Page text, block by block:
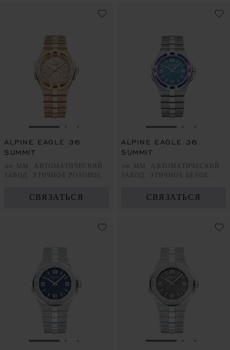
ПЕРЕЙТИ К СЛАЙДУ 1
ПЕРЕЙТИ К СЛАЙДУ 2
ПЕРЕЙТИ К СЛАЙДУ 3
ALPINE EAGLE 36
SUMMIT
36 ММ, АВТОМАТИЧЕСКИЙ
ЗАВОД, ЭТИЧНОЕ РОЗОВОЕ
БЕЛЫЕ САПФИРЫ
СВЯЗАТЬСЯ
ПЕРЕЙТИ К
ALPINE EAGLE 36
SUMMIT
36 ММ, АВТОМАТИЧЕСКИЙ
ЗАВОД, ЭТИЧНОЕ БЕЛОЕ
САПФИРЫСВЯЗАТЬСЯ
ПЕРЕЙТИ К СЛАЙДУ 1
ПЕРЕЙТИ К СЛАЙДУ 2
ПЕРЕЙТИ К СЛАЙДУ 3
ПЕРЕЙТИ К